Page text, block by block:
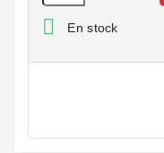
 En stock